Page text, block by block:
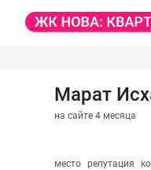
Марат
на сайте 4 месяца
место репутация